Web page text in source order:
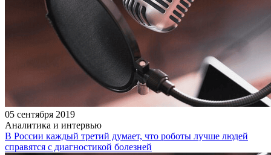
05 сентября 2019
Аналитика и интервью
В России каждый третий думает, что роботы лучше людей
справятся с диагностикой болезней